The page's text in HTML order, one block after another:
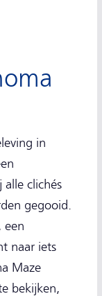
in
clichés
gegooid.
een
naar iets
Maze
bekijken,